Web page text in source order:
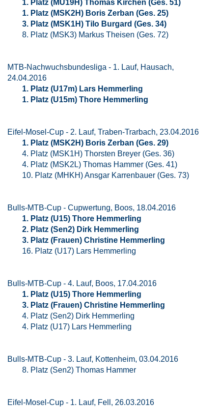
1. Platz (MU19H) Thomas Kirchen (Ges. 51)
1. Platz (MSK2H) Boris Zerban (Ges. 25)
3. Platz (MSK1H) Tilo Burgard (Ges. 34)
8. Platz (MSK3) Markus Theisen (Ges. 72)
MTB-Nachwuchsbundesliga - 1. Lauf, Hausach,
24.04.2016
1. Platz (U17m) Lars Hemmerling
1. Platz (U15m) Thore Hemmerling
Eifel-Mosel-Cup - 2. Lauf, Traben-Trarbach, 23.04.2016
1. Platz (MSK2H) Boris Zerban (Ges. 29)
4. Platz (MSK1H) Thorsten Breyer (Ges. 36)
4. Platz (MSK2L) Thomas Hammer (Ges. 41)
10. Platz (MHKH) Ansgar Karrenbauer (Ges. 73)
Bulls-MTB-Cup - Cupwertung, Boos, 18.04.2016
1. Platz (U15) Thore Hemmerling
2. Platz (Sen2) Dirk Hemmerling
3. Platz (Frauen) Christine Hemmerling
16. Platz (U17) Lars Hemmerling
Bulls-MTB-Cup - 4. Lauf, Boos, 17.04.2016
1. Platz (U15) Thore Hemmerling
3. Platz (Frauen) Christine Hemmerling
4. Platz (Sen2) Dirk Hemmerling
4. Platz (U17) Lars Hemmerling
Bulls-MTB-Cup - 3. Lauf, Kottenheim, 03.04.2016
8. Platz (Sen2) Thomas Hammer
Eifel-Mosel-Cup - 1. Lauf, Fell, 26.03.2016